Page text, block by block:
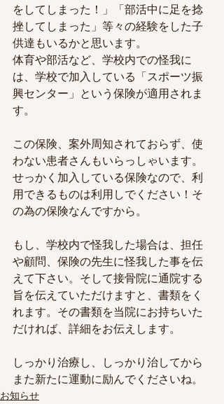
をしてしまった！」「部活中に足を捻
挫してしまった」等々の経験をした子
供達もいるかと思います。
体育や部活など、学校内での怪我に
は、学校で加入している「スポーツ振
興センター」という保険が適用されま
す。
この保険、案外周知されておらず、使
わない患者さんもいらっしゃいます。
せっかく加入している保険なので、利
用できるものは利用しでください！そ
の為の保険なんですから。
もし、学校内で怪我した場合は、担任
や顧問、保険の先生に怪我した事を伝
えて下さい。そして接骨院に通院する
旨を伝えていただけますと、書類をく
れます。その書類を当院にお持ちいた
だければ、詳細をお伝えします。
しっかり治療し、しっかり治してから
また新たに運動に励んでくださいね。
お知らせ